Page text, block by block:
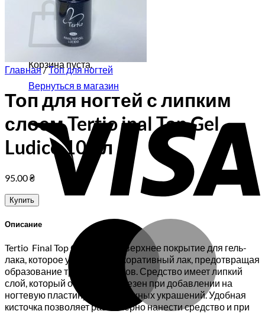
Корзина пуста.
Вернуться в магазин
Главная/Топ для ногтей
Топ для ногтей с липким
слоем Tertio inal Top Gel
Ludico 10мл
95.00₴
Купить
Описание
Tertio Final Top Gel Ludico — верхнее покрытие для гель-
лака, которое укрепляет декоративный лак, предотвращая
образование трещин и сколов. Средство имеет липкий
слой, который особенно полезен при добавлении на
ногтевую пластину всевозможных украшений. Удобная
кисточка позволяет равномерно нанести средство и при